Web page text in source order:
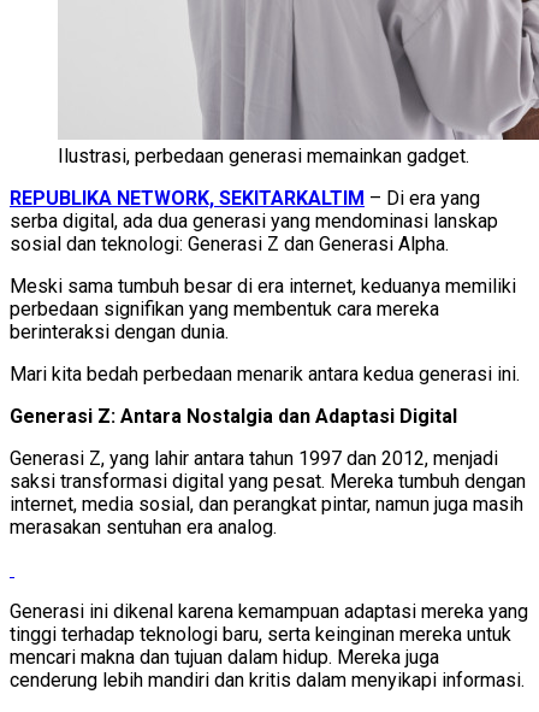
Ilustrasi, perbedaan generasi memainkan gadget.
REPUBLIKA NETWORK, SEKITARKALTIM – Di era yang
serba digital, ada dua generasi yang mendominasi lanskap
sosial dan teknologi: Generasi Z dan Generasi Alpha.
Meski sama tumbuh besar di era internet, keduanya memiliki
perbedaan signifikan yang membentuk cara mereka
berinteraksi dengan dunia.
Mari kita bedah perbedaan menarik antara kedua generasi ini.
Generasi Z: Antara Nostalgia dan Adaptasi Digital
Generasi Z, yang lahir antara tahun 1997 dan 2012, menjadi
saksi transformasi digital yang pesat. Mereka tumbuh dengan
internet, media sosial, dan perangkat pintar, namun juga masih
merasakan sentuhan era analog.
Generasi ini dikenal karena kemampuan adaptasi mereka yang
tinggi terhadap teknologi baru, serta keinginan mereka untuk
mencari makna dan tujuan dalam hidup. Mereka juga
cenderung lebih mandiri dan kritis dalam menyikapi informasi.